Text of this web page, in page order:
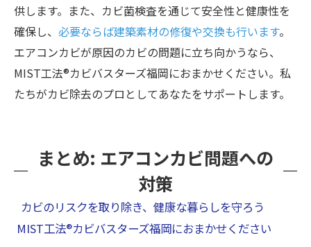
供します。また、カビ菌検査を通じて安全性と健康性を
確保し、 必要ならば建築素材の修復や交換も行います。
エアコンカビが原因のカビの問題に立ち向かうなら、
MIST工法®カビバスターズ福岡におまかせください。私
たちがカビ除去のプロとしてあなたをサポートします。
まとめ: エアコンカビ問題への
対策
カビのリスクを取り除き、健康な暮らしを守ろう
MIST工法®カビバスターズ福岡におまかせください